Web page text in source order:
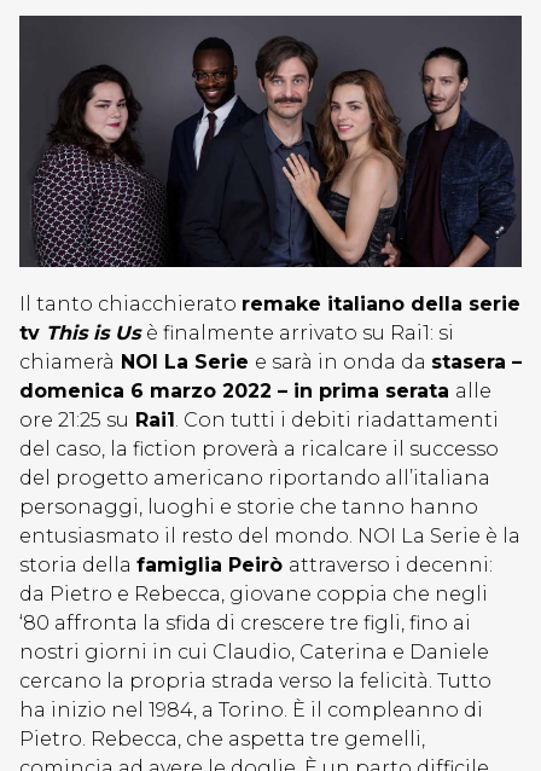
Il tanto chiacchierato remake italiano della serie
tv This is Us è finalmente arrivato su Rai1: si
chiamerà NOI La Serie e sarà in onda da stasera –
domenica 6 marzo 2022 – in prima serata alle
ore 21:25 su Rai1. Con tutti i debiti riadattamenti
del caso, la fiction proverà a ricalcare il successo
del progetto americano riportando all’italiana
personaggi, luoghi e storie che tanno hanno
entusiasmato il resto del mondo. NOI La Serie è la
storia della famiglia Peirò attraverso i decenni:
da Pietro e Rebecca, giovane coppia che negli
‘80 affronta la sfida di crescere tre figli, fino ai
nostri giorni in cui Claudio, Caterina e Daniele
cercano la propria strada verso la felicità. Tutto
ha inizio nel 1984, a Torino. È il compleanno di
Pietro. Rebecca, che aspetta tre gemelli,